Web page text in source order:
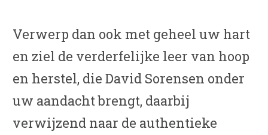
Verwerp dan ook met geheel uw hart
en ziel de verderfelijke leer van hoop
en herstel, die David Sorensen onder
uw aandacht brengt, daarbij
verwijzend naar de authentieke